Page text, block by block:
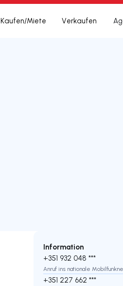
Kaufen/Miete Verkaufen
Information
+351 932 048 ***
Anruf ins nationale
+351 227 662 ***